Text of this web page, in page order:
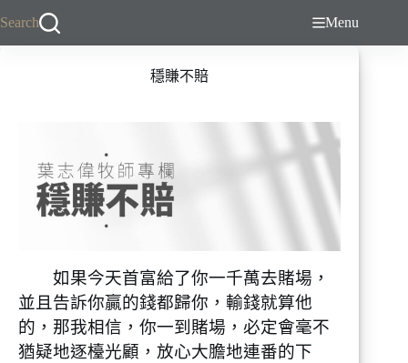
Search Menu
穩賺不賠
如果今天首富給了你一千萬去賭場，
並且告訴你贏的錢都歸你，輸錢就算他
的，那我相信，你一到賭場，必定會毫不
猶疑地逐檯光顧，放心大膽地連番的下